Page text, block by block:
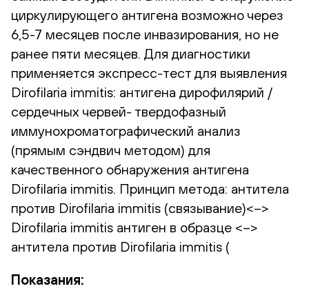
циркулирующего антигена возможно через
6,5-7 месяцев после инвазирования, но не
ранее пяти месяцев. Для диагностики
применяется экспресс-тест для выявления
Dirofilaria immitis: антигена дирофилярий /
сердечных червей- твердофазный
иммунохроматографический анализ
(прямым сэндвич методом) для
качественного обнаружения антигена
Dirofilaria immitis. Принцип метода: антитела
против Dirofilaria immitis (связывание)<–>
Dirofilaria immitis антиген в образце <–>
антитела против Dirofilaria immitis (
Показания: